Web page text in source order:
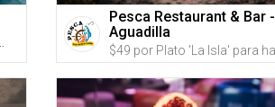
Pesca Restaurant & Bar -
Aguadilla